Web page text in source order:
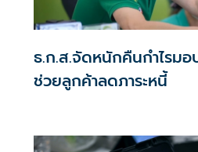
ธ.ก.ส.จัดหนักคืนกำไรม
ช่วยลูกค้าลดภาระหนี้